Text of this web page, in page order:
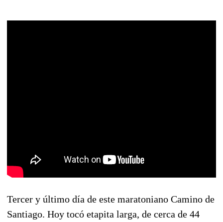
Tercer y último día de este maratoniano Camino de
Santiago. Hoy tocó etapita larga, de cerca de 44